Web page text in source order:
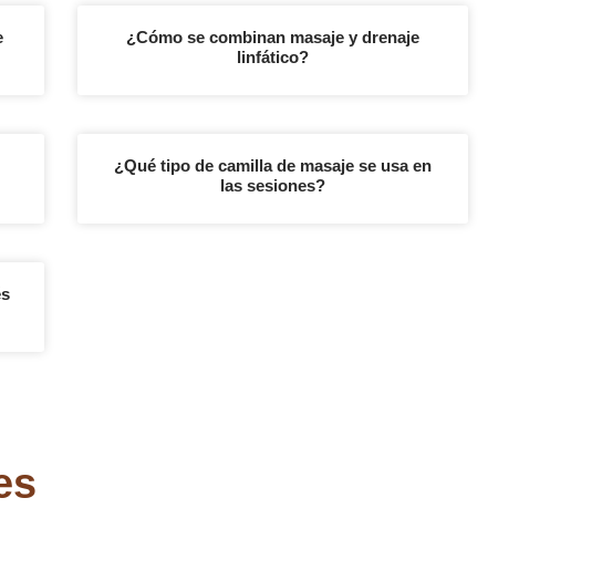
¿Cómo se combinan masaje y drenaje
linfático?
¿Qué tipo de camilla de masaje se usa en
las sesiones?